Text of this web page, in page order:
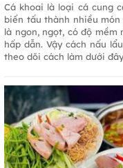
Cá khoai là loại cá cung
biến tấu thành nhiều
là ngon, ngọt, có độ
hấp dẫn. Vậy cách nấu
theo dõi cách làm dưới